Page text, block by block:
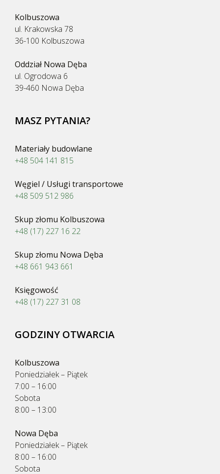
Kolbuszowa
ul. Krakowska 78
36-100 Kolbuszowa
Oddział Nowa Dęba
ul. Ogrodowa 6
39-460 Nowa Dęba
MASZ PYTANIA?
Materiały budowlane
+48 504 141 815
Węgiel / Usługi transportowe
+48 509 512 986
Skup złomu Kolbuszowa
+48 (17) 227 16 22
Skup złomu Nowa Dęba
+48 661 943 661
Księgowość
+48 (17) 227 31 08
GODZINY OTWARCIA
Kolbuszowa
Poniedziałek – Piątek
7:00 – 16:00
Sobota
8:00 – 13:00
Nowa Dęba
Poniedziałek – Piątek
8:00 – 16:00
Sobota